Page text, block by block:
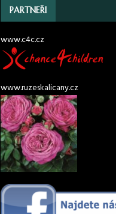
PARTNEŘI
www.c4c.cz
www.ruzeskalicany.cz